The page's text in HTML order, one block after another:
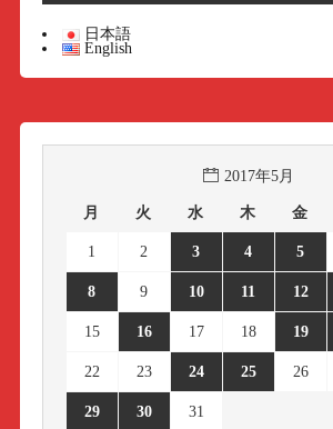
日本語
English
2017年5月
月 火 水 木 金
1 2 3 4 5
8 9 10 11 12
15 16 17 18 19
22 23 24 25 26
29 30 31